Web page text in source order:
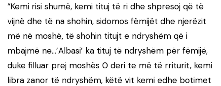
“Kemi risi shumë, kemi tituj të ri dhe shpresoj që të
vijnë dhe të na shohin, sidomos fëmijët dhe njerëzit
më në moshë, të shohin titujt e ndryshëm që i
mbajmë ne…’Albasi’ ka tituj të ndryshëm për fëmijë,
duke filluar prej moshës 0 deri te më të rriturit, kemi
libra zanor të ndryshëm, këtë vit kemi edhe botimet